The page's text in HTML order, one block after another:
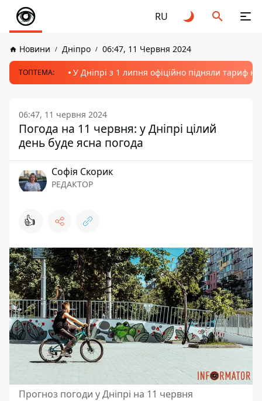
RU
Новини Дніпро 06:47, 11 Червня 2024
ТОПТЕМА: У Дніпрі з 1 липня офіційно підняли тариф
06:47, 11 червня 2024
Погода на 11 червня: у Дніпрі цілий
день буде ясна погода
Софія Скорик
РЕДАКТОР
👍
Прогноз погоди у Дніпрі на 11 червня